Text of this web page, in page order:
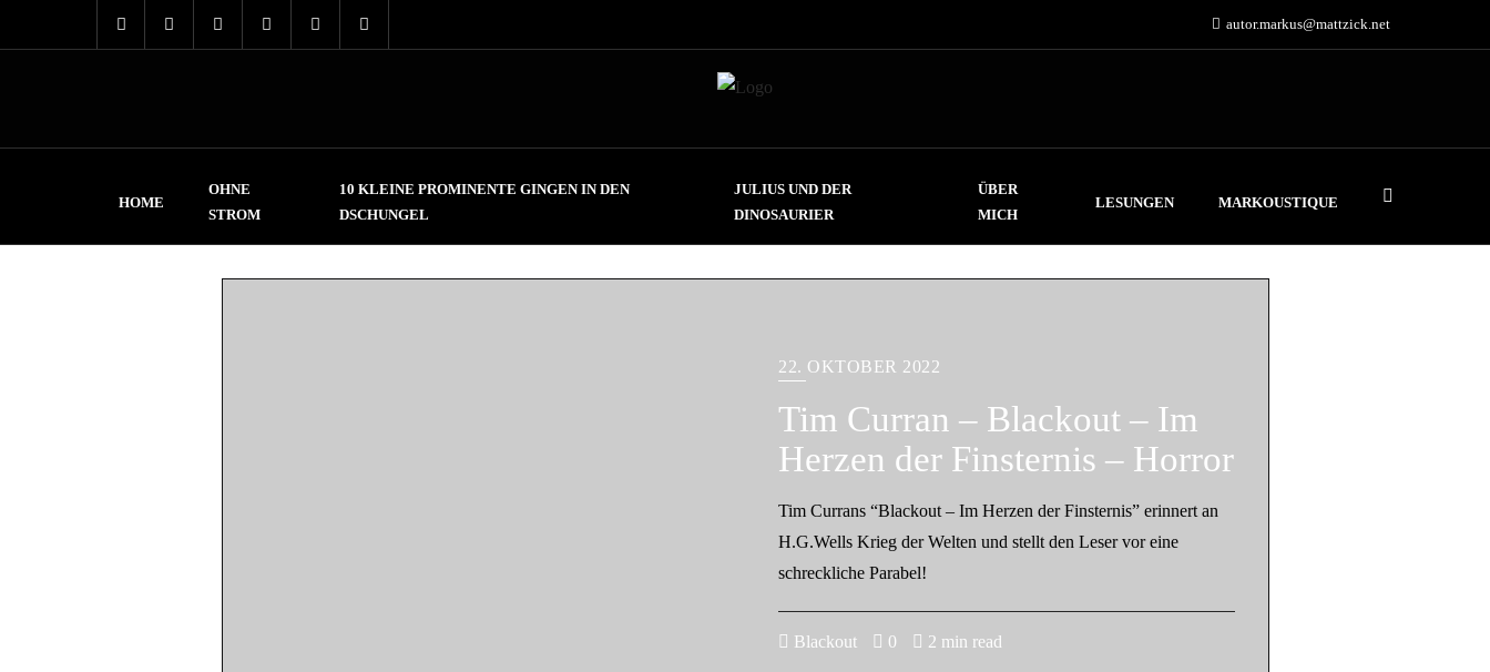
autor.markus@mattzick.net
HOME
OHNE
STROM
10 KLEINE PROMINENTE GINGEN IN DEN
DSCHUNGEL
JULIUS UND DER
DINOSAURIER
ÜBER
MICH
LESUNGEN MARKOUSTIQUE
22. OKTOBER 2022
Tim Curran – Blackout – Im
Herzen der Finsternis – Horror
Tim Currans “Blackout – Im Herzen der Finsternis” erinnert an
H.G.Wells Krieg der Welten und stellt den Leser vor eine
schreckliche Parabel!
Blackout 0 2 min read